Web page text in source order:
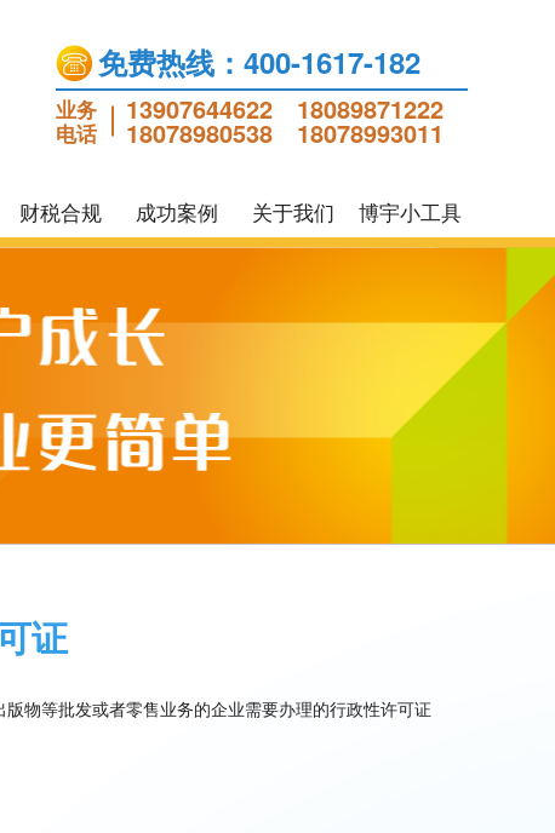
免费热线：400-1617-182
业务
电话
13907644622 18089871222
18078980538 18078993011
财税合规 成功案例 关于我们 博宇小工具
证
物等批发或者零售业务的企业需要办理的行政性许可证